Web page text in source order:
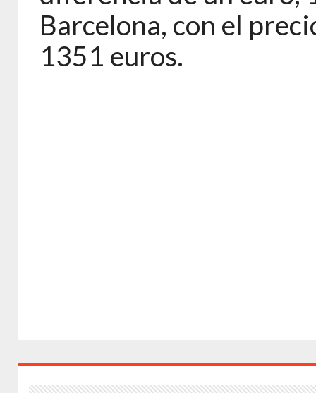
Barcelona, con el
1351 euros.